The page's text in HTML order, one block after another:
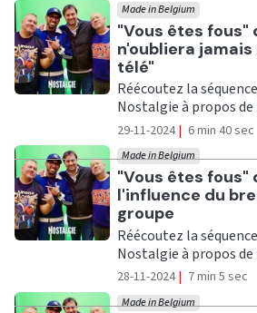
Ecouter
"Vous êtes fous"
n'oubliera jamais
télé"
Made in Belgium
Réécoutez la
Nostalgie à propos de
29-11-2024 | 6 min 40 sec
Ecouter
"Vous êtes fous"
l'influence du
groupe
Made in Belgium
Réécoutez la
Nostalgie à propos de
28-11-2024 | 7 min 5 sec
Made in Belgium